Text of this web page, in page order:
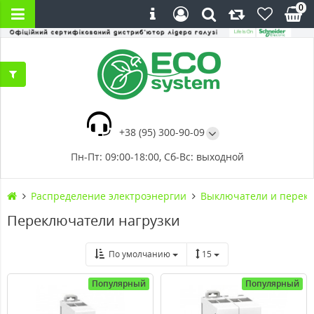
+38 (95) 300-90-09
Пн-Пт: 09:00-18:00, Сб-Вс: выходной
0
Распределение электроэнергии Выключатели и
Переключатели нагрузки
По умолчанию 15
Популярный Популярный